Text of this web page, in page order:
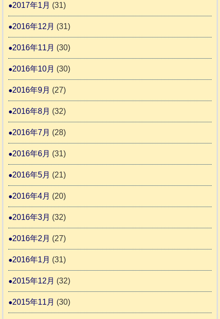
2017年1月 (31)
2016年12月 (31)
2016年11月 (30)
2016年10月 (30)
2016年9月 (27)
2016年8月 (32)
2016年7月 (28)
2016年6月 (31)
2016年5月 (21)
2016年4月 (20)
2016年3月 (32)
2016年2月 (27)
2016年1月 (31)
2015年12月 (32)
2015年11月 (30)